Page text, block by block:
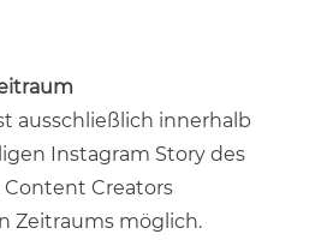
ausschließlich innerhalb
Instagram Story des
Creators
Zeitraums möglich.